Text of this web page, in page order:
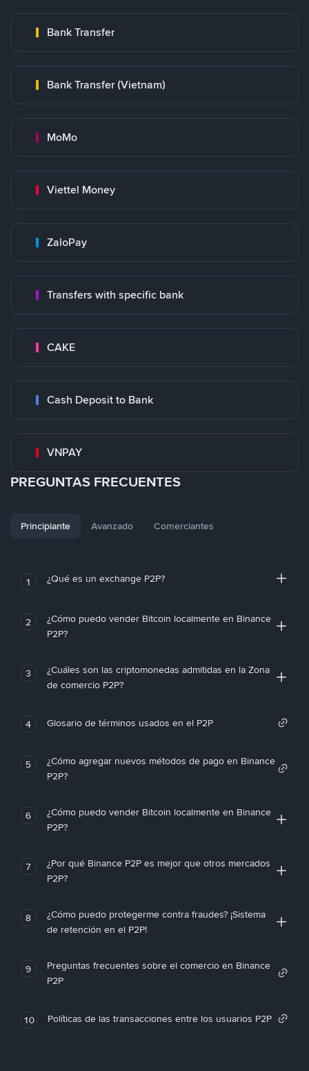
Bank Transfer
Bank Transfer (Vietnam)
MoMo
Viettel Money
ZaloPay
Transfers with specific bank
CAKE
Cash Deposit to Bank
VNPAY
PREGUNTAS FRECUENTES
Principiante Avanzado Comerciantes
1 ¿Qué es un exchange P2P?
2
¿Cómo puedo vender Bitcoin localmente en Binance
P2P?
3
¿Cuáles son las criptomonedas admitidas en la Zona
de comercio P2P?
4 Glosario de términos usados en el P2P
5
¿Cómo agregar nuevos métodos de pago en Binance
P2P?
6
¿Cómo puedo vender Bitcoin localmente en Binance
P2P?
7
¿Por qué Binance P2P es mejor que otros mercados
P2P?
8
¿Cómo puedo protegerme contra fraudes? ¡Sistema
de retención en el P2P!
9
Preguntas frecuentes sobre el comercio en Binance
P2P
10 Políticas de las transacciones entre los usuarios P2P